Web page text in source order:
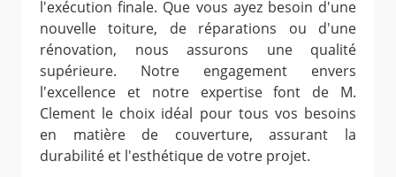
l'exécution finale. Que vous ayez besoin d'une
nouvelle toiture, de réparations ou d'une
rénovation, nous assurons une qualité
supérieure. Notre engagement envers
l'excellence et notre expertise font de M.
Clement le choix idéal pour tous vos besoins
en matière de couverture, assurant la
durabilité et l'esthétique de votre projet.